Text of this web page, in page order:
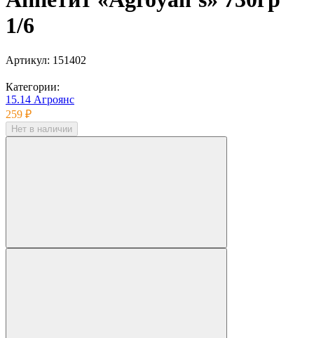
1/6
Артикул: 151402
Категории:
15.14 Агроянс
259 ₽
Нет в наличии